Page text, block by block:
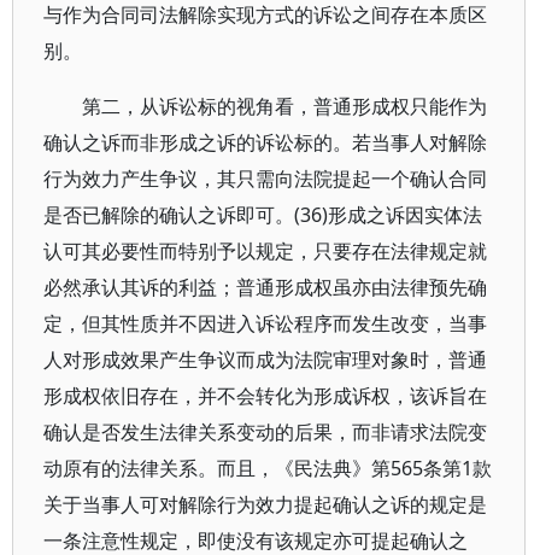
与作为合同司法解除实现方式的诉讼之间存在本质区
别。
第二，从诉讼标的视角看，普通形成权只能作为
确认之诉而非形成之诉的诉讼标的。若当事人对解除
行为效力产生争议，其只需向法院提起一个确认合同
是否已解除的确认之诉即可。(36)形成之诉因实体法
认可其必要性而特别予以规定，只要存在法律规定就
必然承认其诉的利益；普通形成权虽亦由法律预先确
定，但其性质并不因进入诉讼程序而发生改变，当事
人对形成效果产生争议而成为法院审理对象时，普通
形成权依旧存在，并不会转化为形成诉权，该诉旨在
确认是否发生法律关系变动的后果，而非请求法院变
动原有的法律关系。而且，《民法典》第565条第1款
关于当事人可对解除行为效力提起确认之诉的规定是
一条注意性规定，即使没有该规定亦可提起确认之